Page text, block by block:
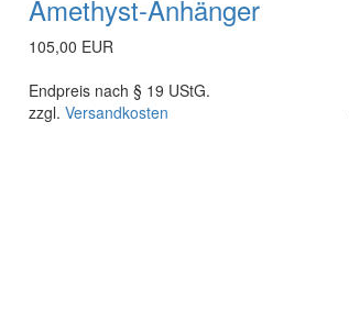
Amethyst-Anhänger
105,00 EUR
Endpreis nach § 19 UStG.
zzgl. Versandkosten